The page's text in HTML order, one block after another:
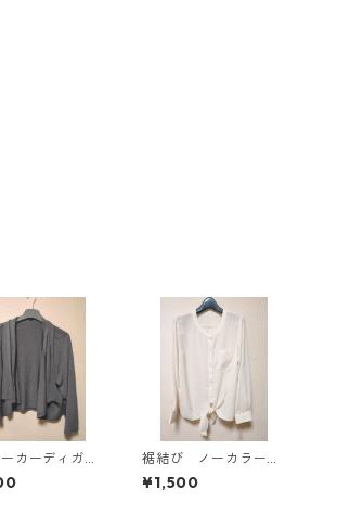
ーカーディガ
グレー K
裾結び ノーカラーブ
ラウス ３Ｌ アイボ
リー KAE-4813
¥1,500